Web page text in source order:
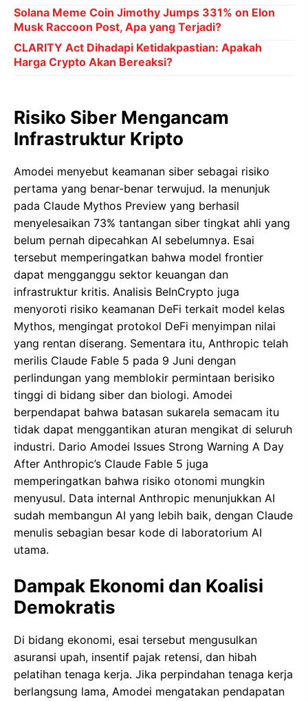
Solana Meme Coin Jimothy Jumps 331% on Elon
Musk Raccoon Post, Apa yang Terjadi?
CLARITY Act Dihadapi Ketidakpastian: Apakah
Harga Crypto Akan Bereaksi?
Risiko Siber Mengancam
Infrastruktur Kripto
Amodei menyebut keamanan siber sebagai risiko
pertama yang benar-benar terwujud. Ia menunjuk
pada Claude Mythos Preview yang berhasil
menyelesaikan 73% tantangan siber tingkat ahli yang
belum pernah dipecahkan AI sebelumnya. Esai
tersebut memperingatkan bahwa model frontier
dapat mengganggu sektor keuangan dan
infrastruktur kritis. Analisis BeInCrypto juga
menyoroti risiko keamanan DeFi terkait model kelas
Mythos, mengingat protokol DeFi menyimpan nilai
yang rentan diserang. Sementara itu, Anthropic telah
merilis Claude Fable 5 pada 9 Juni dengan
perlindungan yang memblokir permintaan berisiko
tinggi di bidang siber dan biologi. Amodei
berpendapat bahwa batasan sukarela semacam itu
tidak dapat menggantikan aturan mengikat di seluruh
industri. Dario Amodei Issues Strong Warning A Day
After Anthropic’s Claude Fable 5 juga
memperingatkan bahwa risiko otonomi mungkin
menyusul. Data internal Anthropic menunjukkan AI
sudah membangun AI yang lebih baik, dengan Claude
menulis sebagian besar kode di laboratorium AI
utama.
Dampak Ekonomi dan Koalisi
Demokratis
Di bidang ekonomi, esai tersebut mengusulkan
asuransi upah, insentif pajak retensi, dan hibah
pelatihan tenaga kerja. Jika perpindahan tenaga kerja
berlangsung lama, Amodei mengatakan pendapatan